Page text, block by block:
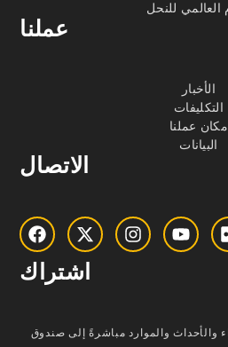
العالمي للنحل
عملنا
الأخبار
التكليفات
مكان عملنا
البيانات
الاتصال
اشتراك
والأحداث والموارد مباشرةً إلى صندوق